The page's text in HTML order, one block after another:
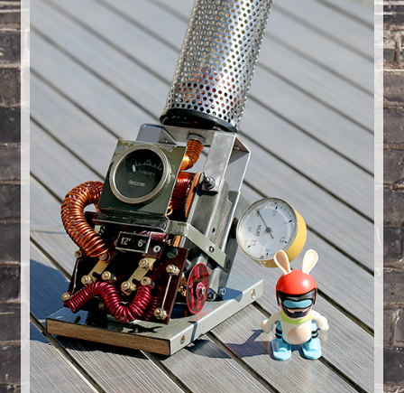
Couteaux
Créations sur commande
D’autres créations
Fourchette
Grands luminaires
Huître
La philosophie
Lampe à poser